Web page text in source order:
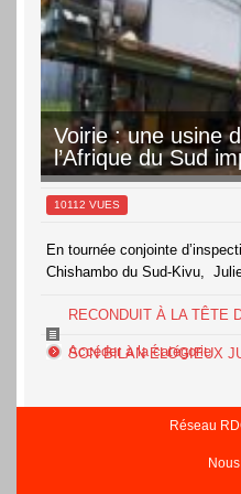
Dimanche
Voirie : une usine
l’Afrique du Sud
10112 VUES
En tournée conjointe
Chishambo du Sud-Kivu,
RECONDUIT À LA TÊTE
SON BILAN ÉLOGIEUX
Accéder à la catégorie
Réseau